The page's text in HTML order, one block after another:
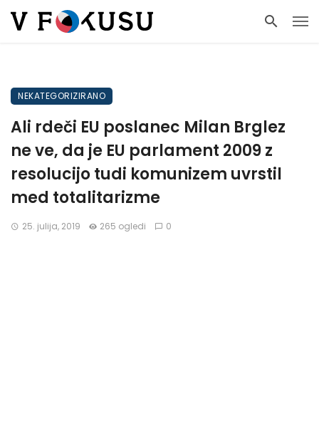
NEKATEGORIZIRANO
Ali rdeči EU poslanec Milan Brglez
ne ve, da je EU parlament 2009 z
resolucijo tudi komunizem uvrstil
med totalitarizme
25. julija, 2019 265 ogledi 0